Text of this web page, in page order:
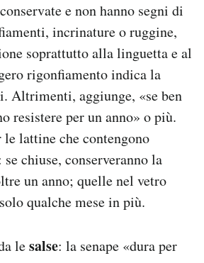
e non hanno segni di
incrinature o ruggine,
soprattutto alla linguetta e al
rigonfiamento indica la
Altrimenti, aggiunge, «se ben
resistere per un anno» o più.
le lattine che contengono
chiuse, conserveranno la
un anno; quelle nel vetro
qualche mese in più.
lesalse: la senape «dura per